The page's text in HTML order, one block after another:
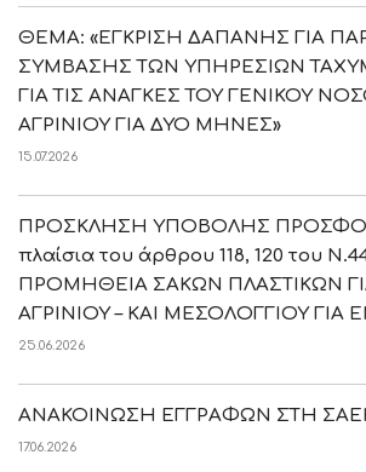
ΘΕΜΑ: «ΕΓΚΡΙΣΗ ΔΑΠΑΝΗΣ ΓΙΑ
ΣΥΜΒΑΣΗΣ ΤΩΝ ΥΠΗΡΕΣΙΩΝ
ΓΙΑ ΤΙΣ ΑΝΑΓΚΕΣ ΤΟΥ ΓΕΝΙΚΟΥ
ΑΓΡΙΝΙΟΥ ΓΙΑ ΔΥΟ ΜΗΝΕΣ»
15.07.2026
ΠΡΟΣΚΛΗΣΗ ΥΠΟΒΟΛΗΣ
πλαίσια του άρθρου 118, 120 του
ΠΡΟΜΗΘΕΙΑ ΣΑΚΩΝ ΠΛΑΣΤΙΚΩΝ
ΑΓΡΙΝΙΟΥ – ΚΑΙ ΜΕΣΟΛΟΓΓΙΟΥ ΓΙΑ
25.06.2026
ΑΝΑΚΟΙΝΩΣΗ ΕΓΓΡΑΦΩΝ ΣΤΗ
17.06.2026